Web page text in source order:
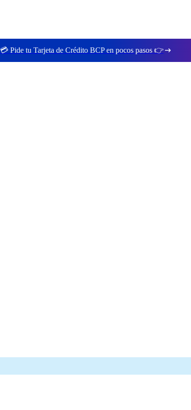
💳 Pide tu Tarjeta de Crédito BCP en pocos pasos 👉